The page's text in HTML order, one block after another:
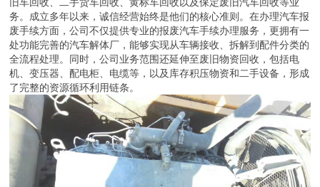
务。成立多年以来，诚信经营始终是他们的核心准则。在办理汽车报
废手续方面，公司不仅提供专业的报废汽车手续办理服务，更拥有一
处功能完善的汽车解体厂，能够实现从车辆接收、拆解到配件分类的
全流程处理。同时，公司业务范围还延伸至废旧物资回收，包括电
机、变压器、配电柜、电缆等，以及库存积压物资和二手设备，形成
了完整的资源循环利用链条。